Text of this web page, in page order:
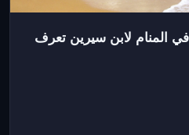
في المنام لابن سيرين تعرف